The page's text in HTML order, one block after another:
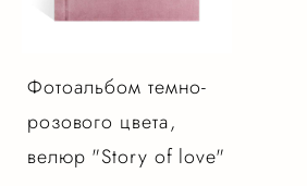
Фотоальбом темно-
розового цвета,
велюр "Story of love"